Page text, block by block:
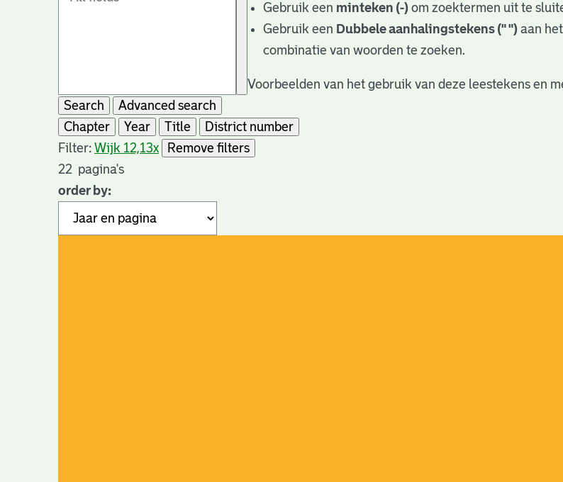
Gebruik een minteken (-) om zoektermen uit te
Gebruik een Dubbele aanhalingstekens (" ") aan
combinatie van woorden te zoeken.
Voorbeelden van het gebruik van deze leestekens en
Search
Advanced search
Chapter
Year Title
District number
Filter: Wijk 12,13x
Remove filters
22 pagina's
order by: